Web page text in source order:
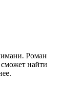
Роман
найти